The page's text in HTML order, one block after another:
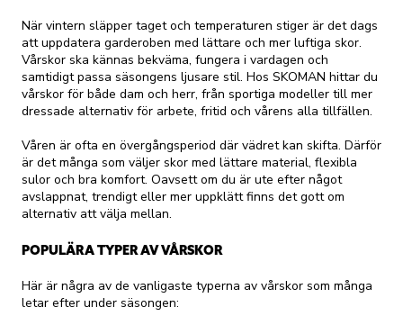
När vintern släpper taget och temperaturen stiger är det dags
att uppdatera garderoben med lättare och mer luftiga skor.
Vårskor ska kännas bekväma, fungera i vardagen och
samtidigt passa säsongens ljusare stil. Hos SKOMAN hittar du
vårskor för både dam och herr, från sportiga modeller till mer
dressade alternativ för arbete, fritid och vårens alla tillfällen.
Våren är ofta en övergångsperiod där vädret kan skifta. Därför
är det många som väljer skor med lättare material, flexibla
sulor och bra komfort. Oavsett om du är ute efter något
avslappnat, trendigt eller mer uppklätt finns det gott om
alternativ att välja mellan.
POPULÄRA TYPER AV VÅRSKOR
Här är några av de vanligaste typerna av vårskor som många
letar efter under säsongen: